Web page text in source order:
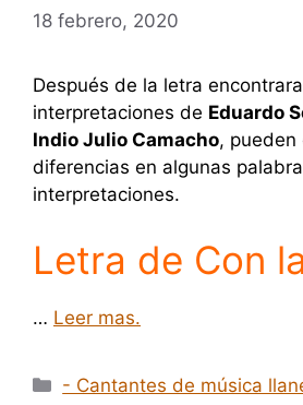
18 febrero, 2020
Después de la letra
interpretaciones de Eduardo
Indio Julio Camacho, pueden
diferencias en algunas
interpretaciones.
Letra de Con la
… Leer mas.
Categorías
- Cantantes de música